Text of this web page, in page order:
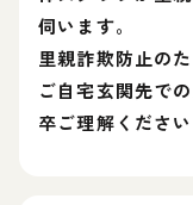
伺います。
里親詐欺防止の
ご自宅玄関先で
卒ご理解ください